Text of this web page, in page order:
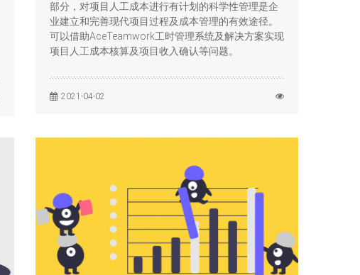
部分，对项目人工成本进行有计划的科学性管理是企
业建立和完善现代项目过程及成本管理的有效途径。
可以借助AceTeamwork工时管理系统及解决方案实现
项目人工成本核算及项目收入确认等问题。
2021-04-02